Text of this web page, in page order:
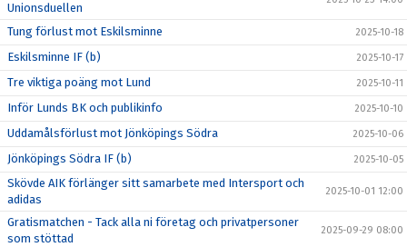
Unionsduellen
Tung förlust mot Eskilsminne 2025-10-18
Eskilsminne IF (b) 2025-10-17
Tre viktiga poäng mot Lund 2025-10-11
Inför Lunds BK och publikinfo 2025-10-10
Uddamålsförlust mot Jönköpings Södra 2025-10-06
Jönköpings Södra IF (b) 2025-10-05
Skövde AIK förlänger sitt samarbete med Intersport och
adidas
2025-10-01 12:00
Gratismatchen - Tack alla ni företag och privatpersoner
som stöttad
2025-09-29 08:00